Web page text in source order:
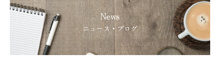
News
ニュース・ブログ